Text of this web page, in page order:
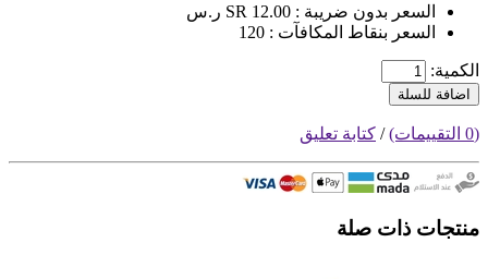
السعر بدون ضريبة : SR 12.00 ر.س
السعر بنقاط المكافآت : 120
الكمية:
اضافة للسلة
(0 التقييمات) / كتابة تعليق
منتجات ذات صلة